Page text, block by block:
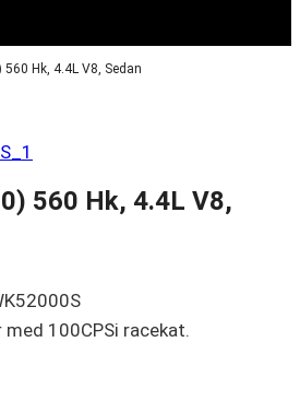
560 Hk, 4.4L V8, Sedan
560 Hk, 4.4L V8,
100CPSi racekat.